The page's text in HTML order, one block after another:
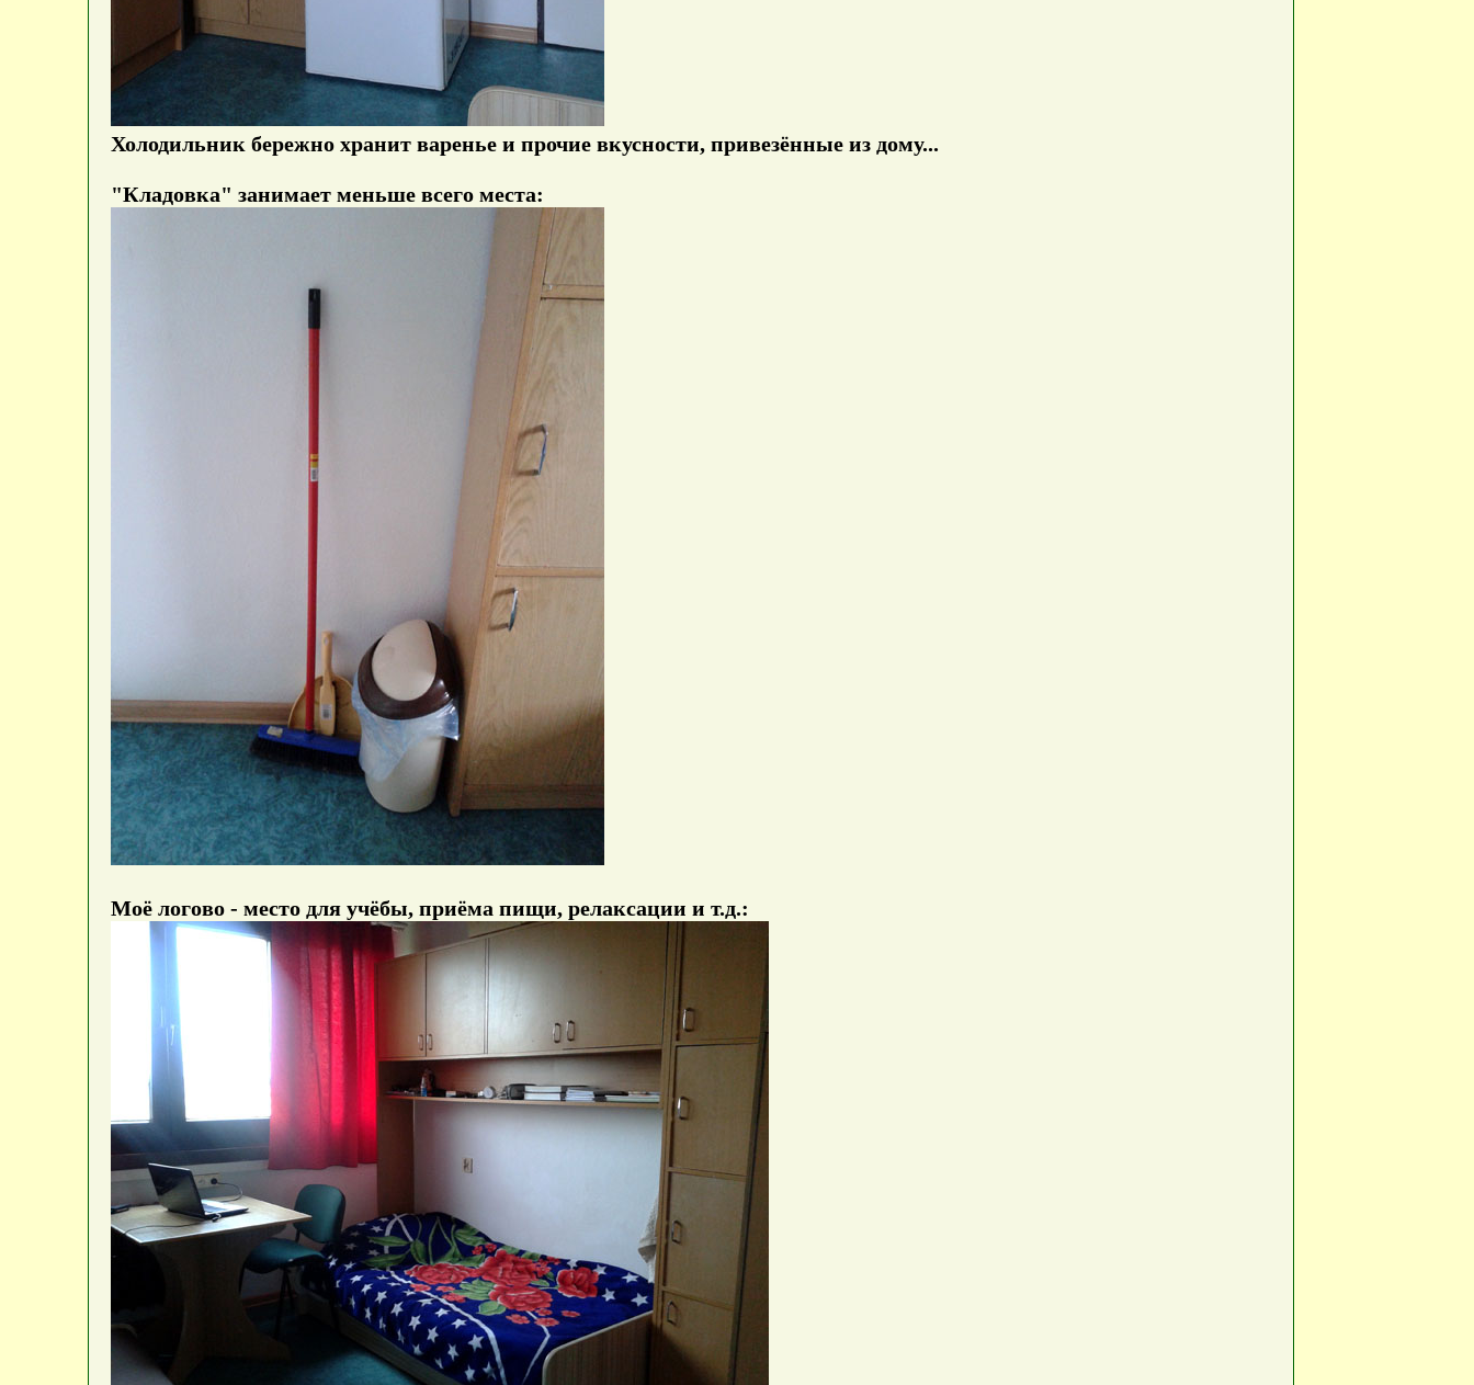
Холодильник бережно хранит варенье и прочие вкусности, привезённые из дому...
"Кладовка" занимает меньше всего места:
Моё логово - место для учёбы, приёма пищи, релаксации и т.д.: